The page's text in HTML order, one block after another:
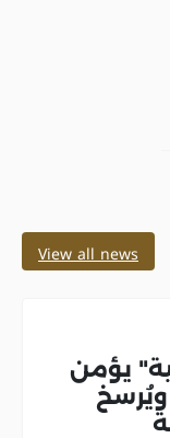
View all news
يؤمن
ويُرسخ